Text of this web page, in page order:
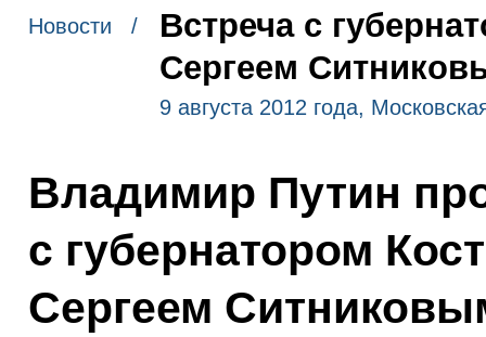
Новости /
Встреча с
Сергеем
9 августа 2012 года,
Владимир Путин
с губернатором
Сергеем